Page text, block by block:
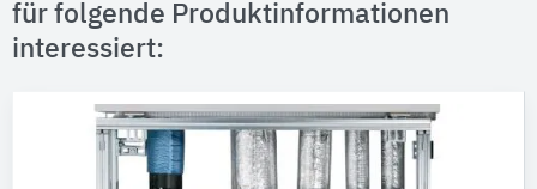
für folgende Produktinformationen
interessiert: